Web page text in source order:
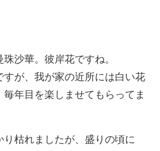
沙華。彼岸花ですね。
が、我が家の近所には白い花
年目を楽しませてもらってま
枯れましたが、盛りの頃に